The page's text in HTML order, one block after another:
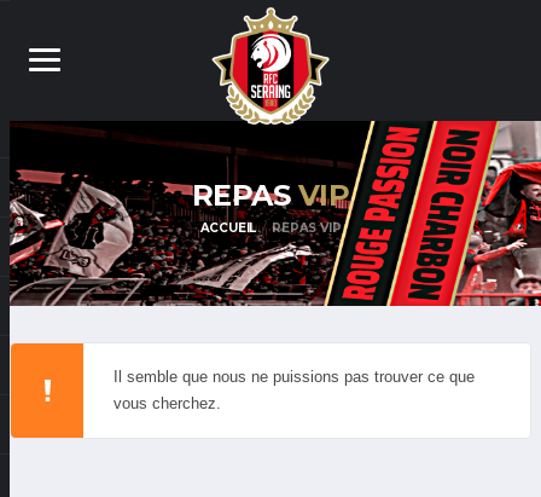
REPASVIP
ACCUEIL REPAS VIP
Il semble que nous ne puissions pas trouver ce que
vous cherchez.